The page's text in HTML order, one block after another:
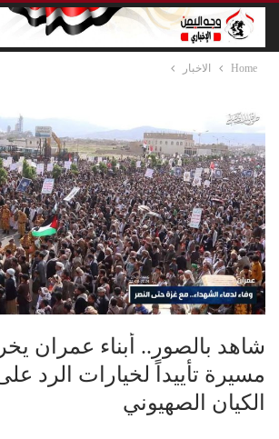
Home الاخبار
مسيرة تأييداً لخيارات الرد
الكيان الصهيوني